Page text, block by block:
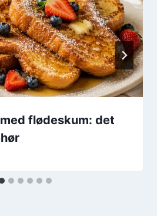
flødeskum: det